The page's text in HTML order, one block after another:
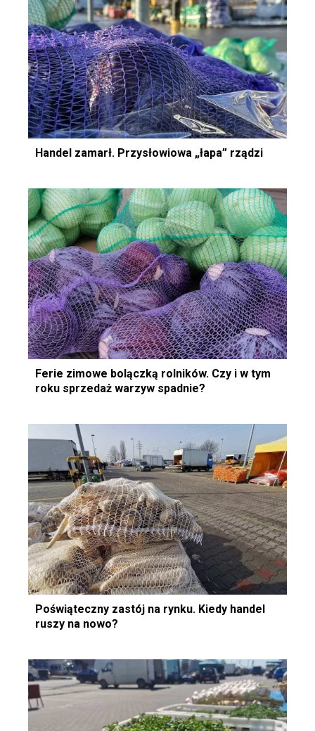
Handel zamarł. Przysłowiowa „łapa” rządzi
Ferie zimowe bolączką rolników. Czy i w tym
roku sprzedaż warzyw spadnie?
Poświąteczny zastój na rynku. Kiedy handel
ruszy na nowo?